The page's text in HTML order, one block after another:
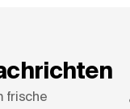
frische